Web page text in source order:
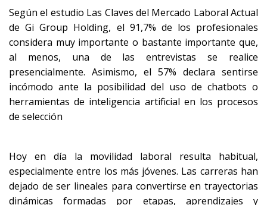
Según el estudio Las Claves del Mercado Laboral Actual
de Gi Group Holding, el 91,7% de los profesionales
considera muy importante o bastante importante que,
al menos, una de las entrevistas se realice
presencialmente. Asimismo, el 57% declara sentirse
incómodo ante la posibilidad del uso de chatbots o
herramientas de inteligencia artificial en los procesos
de selección
Hoy en día la movilidad laboral resulta habitual,
especialmente entre los más jóvenes. Las carreras han
dejado de ser lineales para convertirse en trayectorias
dinámicas formadas por etapas, aprendizajes y